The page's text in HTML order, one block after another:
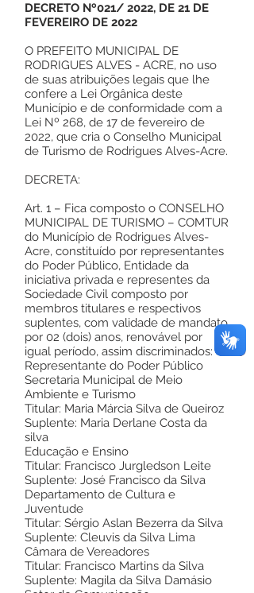
DECRETO Nº021/ 2022, DE 21 DE
FEVEREIRO DE 2022
O PREFEITO MUNICIPAL DE
RODRIGUES ALVES - ACRE, no uso
de suas atribuições legais que lhe
confere a Lei Orgânica deste
Município e de conformidade com a
Lei Nº 268, de 17 de fevereiro de
2022, que cria o Conselho Municipal
de Turismo de Rodrigues Alves-Acre.
DECRETA:
Art. 1 – Fica composto o CONSELHO
MUNICIPAL DE TURISMO – COMTUR
do Município de Rodrigues Alves-
Acre, constituído por representantes
do Poder Público, Entidade da
iniciativa privada e representes da
Sociedade Civil composto por
membros titulares e respectivos
suplentes, com validade de mandato
por 02 (dois) anos, renovável por
igual período, assim discriminados:
Representante do Poder Público
Secretaria Municipal de Meio
Ambiente e Turismo
Titular: Maria Márcia Silva de Queiroz
Suplente: Maria Derlane Costa da
silva
Educação e Ensino
Titular: Francisco Jurgledson Leite
Suplente: José Francisco da Silva
Departamento de Cultura e
Juventude
Titular: Sérgio Aslan Bezerra da Silva
Suplente: Cleuvis da Silva Lima
Câmara de Vereadores
Titular: Francisco Martins da Silva
Suplente: Magila da Silva Damásio